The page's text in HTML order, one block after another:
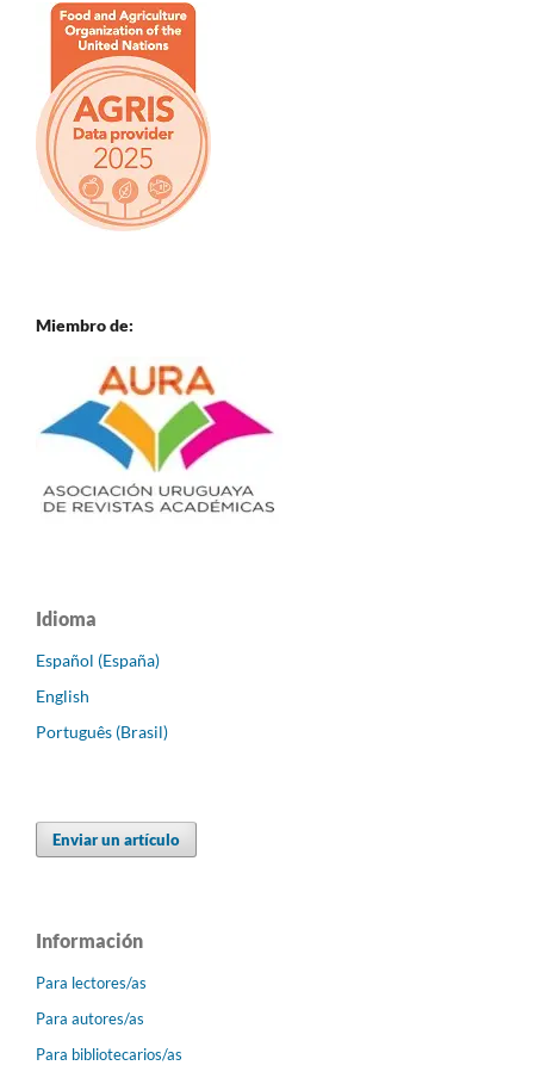
Miembro de:
Idioma
Español (España)
English
Português (Brasil)
Enviar un artículo
Información
Para lectores/as
Para autores/as
Para bibliotecarios/as